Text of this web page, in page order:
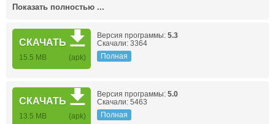
Показать полностью ...
СКАЧАТЬ
15.5 MB (apk)
Версия программы: 5.3
Скачали: 3364
Полная
СКАЧАТЬ
13.5 MB (apk)
Версия программы: 5.0
Скачали: 5463
Полная